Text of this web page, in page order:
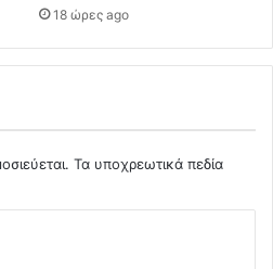
18 ώρες ago
Τα υποχρεωτικά πεδία